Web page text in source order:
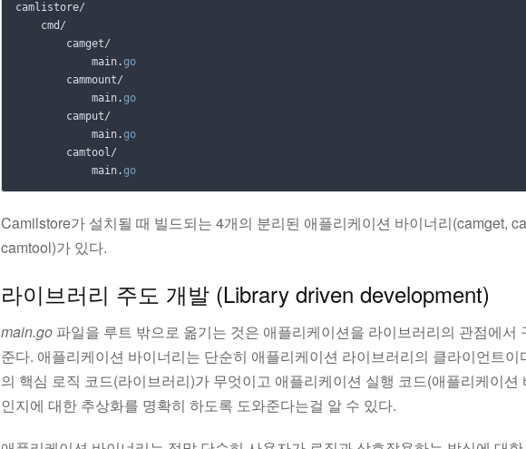
camlistore/
    cmd/
        camget/
            main.
go
        cammount/
            main.
go
        camput/
            main.
go
        camtool/
            main.
go
Camilstore가 설치될 때 빌드되는 4개의 분리된 애플리케이션 바이너리(camget,
camtool)가 있다.
라이브러리 주도 개발 (Library driven development)
main.go 파일을 루트 밖으로 옮기는 것은 애플리케이션을 라이브러리의 관점에서
준다. 애플리케이션 바이너리는 단순히 애플리케이션 라이브러리의 클라이언트이
의 핵심 로직 코드(라이브러리)가 무엇이고 애플리케이션 실행 코드(애플리케이션
인지에 대한 추상화를 명확히 하도록 도와준다는걸 알 수 있다.